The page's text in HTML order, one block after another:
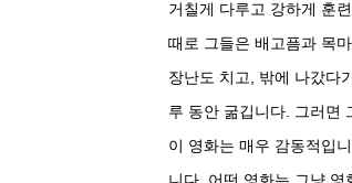
거칠게 다루고 강하게 훈
때로 그들은 배고픔과 목
장난도 치고, 밖에 나갔다
루 동안 굶깁니다. 그러면
이 영화는 매우 감동적입